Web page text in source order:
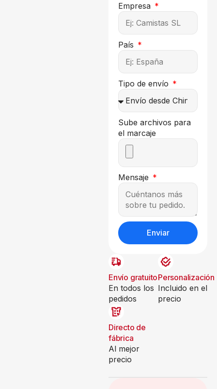
Empresa
País
Tipo de envío
Sube archivos para
el marcaje
Mensaje
Enviar
Envío gratuito
En todos los
pedidos
Personalización
Incluido en el
precio
Directo de
fábrica
Al mejor
precio